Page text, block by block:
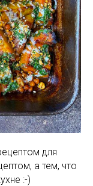
для
а тем, что
:-)